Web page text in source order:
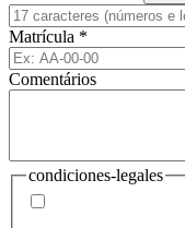
Matrícula *
Comentários
condiciones-legales